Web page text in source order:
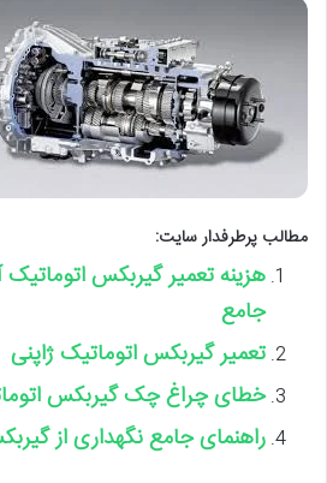
مطالب پرطرفدار سایت:
هزینه تعمیر گیربکس اتوماتیک
جامع
تعمیر گیربکس اتوماتیک ژاپنی
خطای چراغ چک گیربکس
راهنمای جامع نگهداری از